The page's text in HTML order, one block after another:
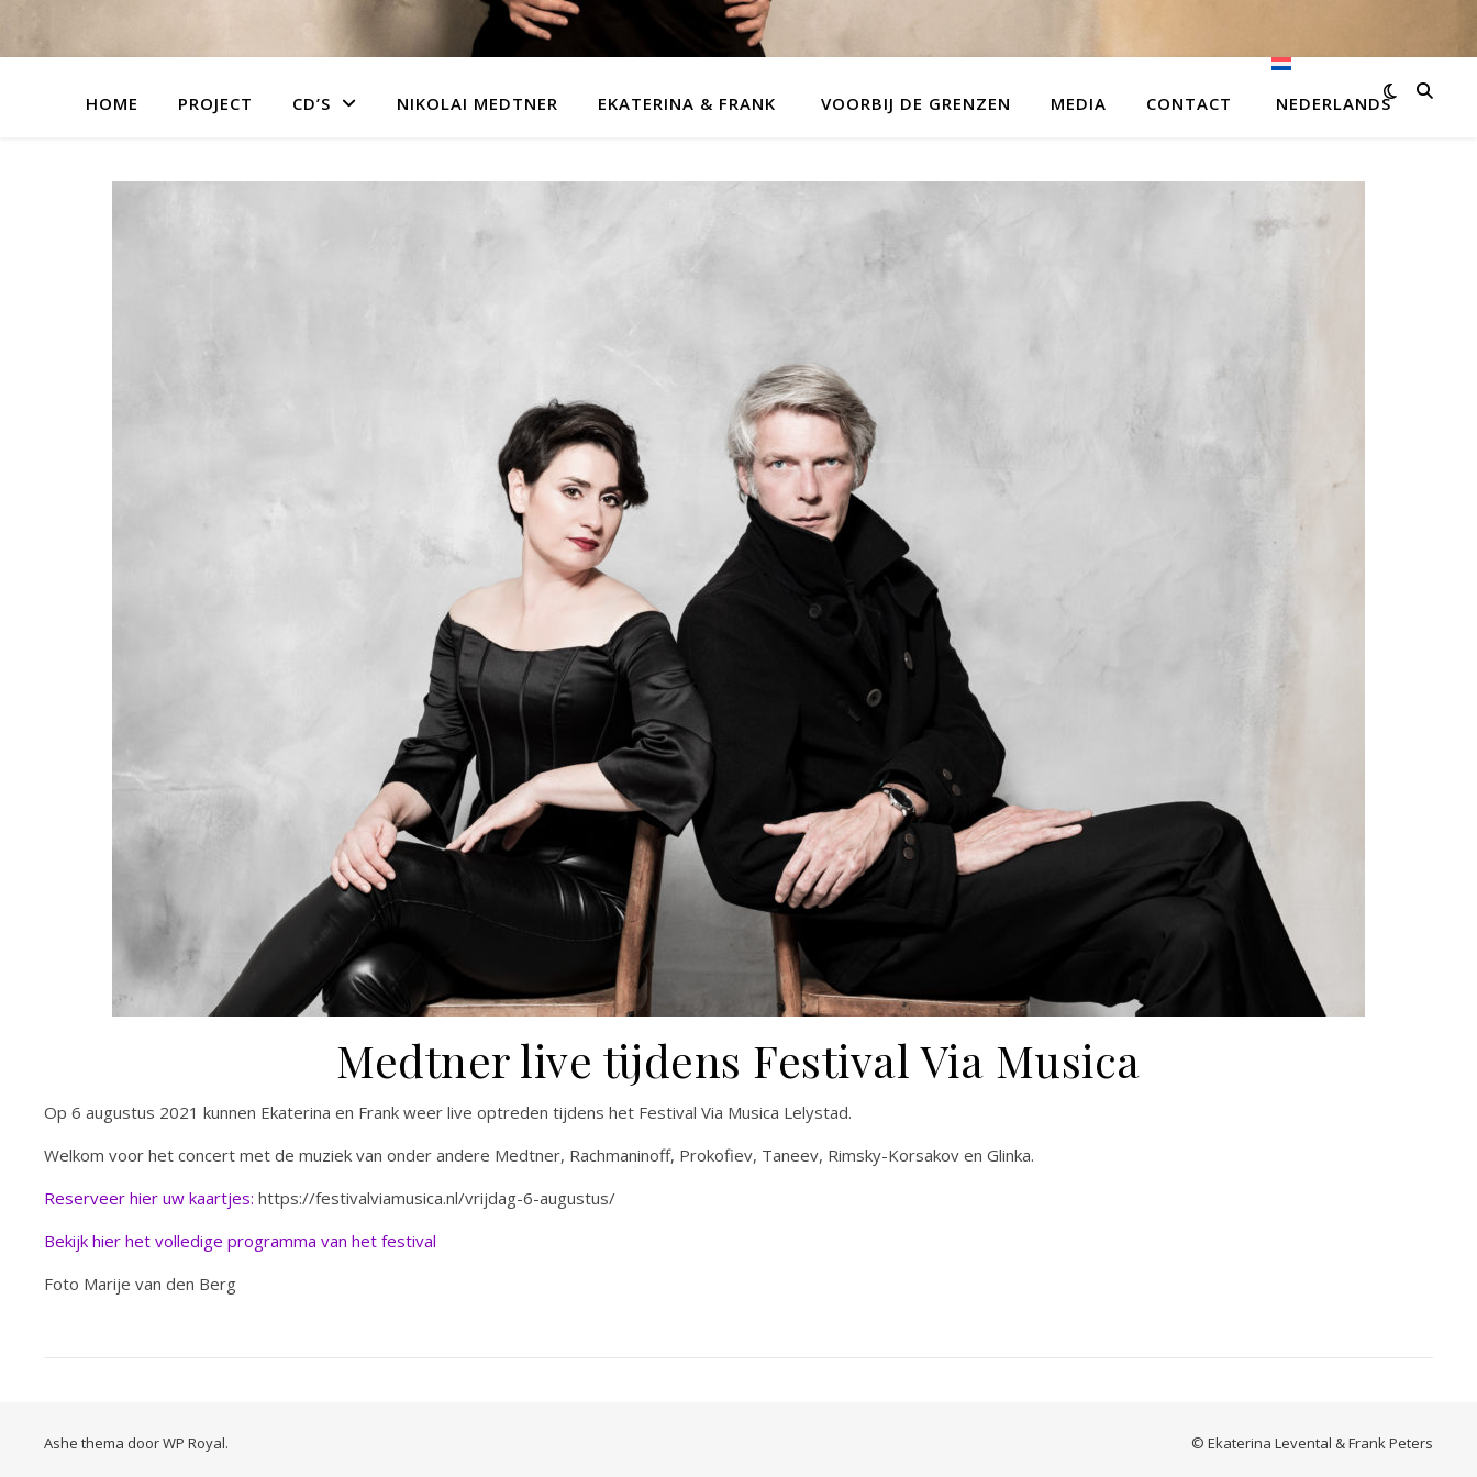
HOME PROJECT CD’S NIKOLAI MEDTNER EKATERINA & FRANK VOORBIJ DE GRENZEN MEDIA CONTACT NEDERLANDS
Medtner live tijdens Festival Via Musica
Op 6 augustus 2021 kunnen Ekaterina en Frank weer live optreden tijdens het Festival Via Musica Lelystad.
Welkom voor het concert met de muziek van onder andere Medtner, Rachmaninoff, Prokofiev, Taneev, Rimsky-Korsakov en Glinka.
Reserveer hier uw kaartjes: https://festivalviamusica.nl/vrijdag-6-augustus/
Bekijk hier het volledige programma van het festival
Foto Marije van den Berg
© Ekaterina Levental & Frank Peters
Ashe thema doorWP Royal.